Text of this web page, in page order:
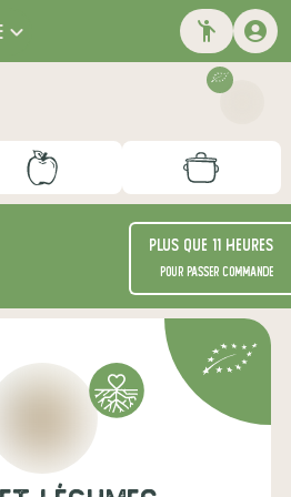
Plus que 11 heures
pour passer commande